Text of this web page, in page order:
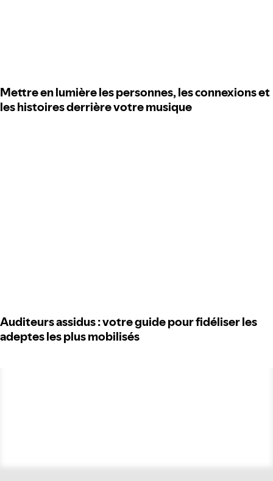
Mettre en lumière les personnes, les connexions et
les histoires derrière votre musique
Auditeurs assidus : votre guide pour fidéliser les
adeptes les plus mobilisés